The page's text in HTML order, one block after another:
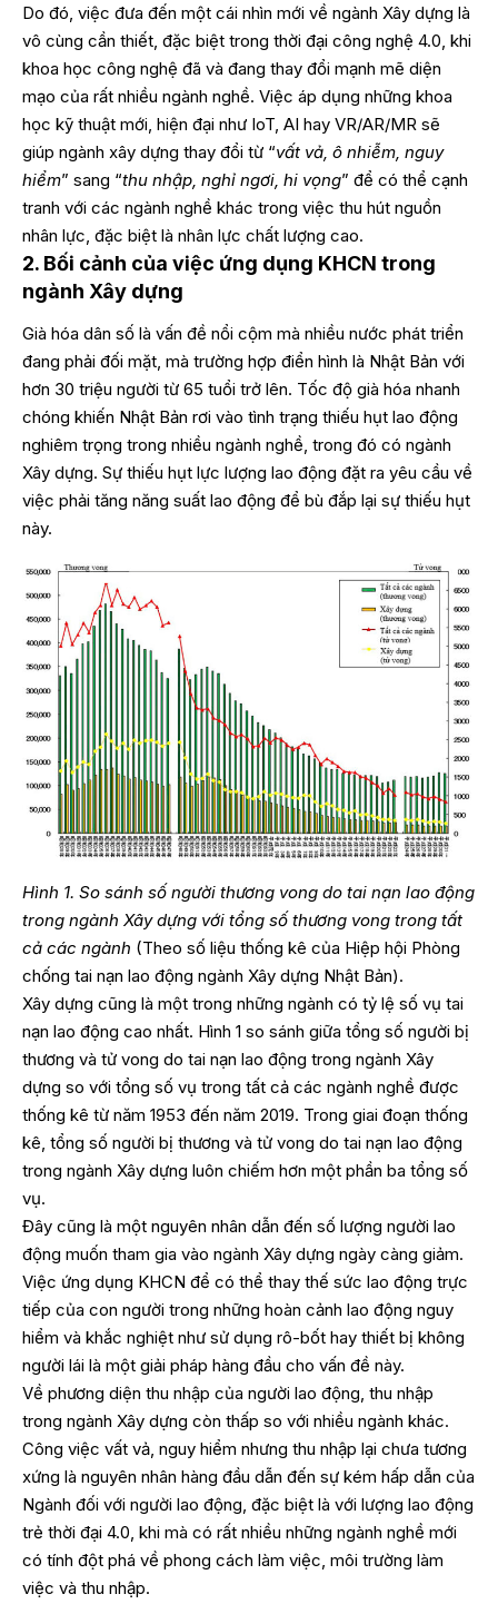
Do đó, việc đưa đến một cái nhìn mới về ngành Xây dựng là
vô cùng cần thiết, đặc biệt trong thời đại công nghệ 4.0, khi
khoa học công nghệ đã và đang thay đổi mạnh mẽ diện
mạo của rất nhiều ngành nghề. Việc áp dụng những khoa
học kỹ thuật mới, hiện đại như IoT, AI hay VR/AR/MR sẽ
giúp ngành xây dựng thay đổi từ “vất vả, ô nhiễm, nguy
hiểm” sang “thu nhập, nghỉ ngơi, hi vọng” để có thể cạnh
tranh với các ngành nghề khác trong việc thu hút nguồn
nhân lực, đặc biệt là nhân lực chất lượng cao.
2. Bối cảnh của việc ứng dụng KHCN trong
ngành Xây dựng
Già hóa dân số là vấn đề nổi cộm mà nhiều nước phát triển
đang phải đối mặt, mà trường hợp điển hình là Nhật Bản với
hơn 30 triệu người từ 65 tuổi trở lên. Tốc độ già hóa nhanh
chóng khiến Nhật Bản rơi vào tình trạng thiếu hụt lao động
nghiêm trọng trong nhiều ngành nghề, trong đó có ngành
Xây dựng. Sự thiếu hụt lực lượng lao động đặt ra yêu cầu về
việc phải tăng năng suất lao động để bù đắp lại sự thiếu hụt
này.
Hình 1. So sánh số người thương vong do tai nạn lao động
trong ngành Xây dựng với tổng số thương vong trong tất
cả các ngành (Theo số liệu thống kê của Hiệp hội Phòng
chống tai nạn lao động ngành Xây dựng Nhật Bản).
Xây dựng cũng là một trong những ngành có tỷ lệ số vụ tai
nạn lao động cao nhất. Hình 1 so sánh giữa tổng số người bị
thương và tử vong do tai nạn lao động trong ngành Xây
dựng so với tổng số vụ trong tất cả các ngành nghề được
thống kê từ năm 1953 đến năm 2019. Trong giai đoạn thống
kê, tổng số người bị thương và tử vong do tai nạn lao động
trong ngành Xây dựng luôn chiếm hơn một phần ba tổng số
vụ.
Đây cũng là một nguyên nhân dẫn đến số lượng người lao
động muốn tham gia vào ngành Xây dựng ngày càng giảm.
Việc ứng dụng KHCN để có thể thay thế sức lao động trực
tiếp của con người trong những hoàn cảnh lao động nguy
hiểm và khắc nghiệt như sử dụng rô-bốt hay thiết bị không
người lái là một giải pháp hàng đầu cho vấn đề này.
Về phương diện thu nhập của người lao động, thu nhập
trong ngành Xây dựng còn thấp so với nhiều ngành khác.
Công việc vất vả, nguy hiểm nhưng thu nhập lại chưa tương
xứng là nguyên nhân hàng đầu dẫn đến sự kém hấp dẫn của
Ngành đối với người lao động, đặc biệt là với lượng lao động
trẻ thời đại 4.0, khi mà có rất nhiều những ngành nghề mới
có tính đột phá về phong cách làm việc, môi trường làm
việc và thu nhập.